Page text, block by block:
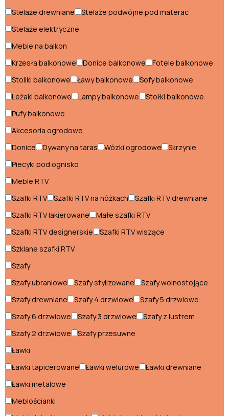
Pufy balkonowe
Sofy balkonowe
Stoliki balkonowe
Stołki balkonowe
Biurka dla dzieci
Ławki dziecięce
Łóżka dla 3 latka
Łóżka dla dziewczynek
Łóżka domki
Łóżka piętrowe
Pufy dla dzieci
Regały dla dzieci
Komody młodzieżowe
Łóżka młodzieżowe
Meblościanki młodzieżowe
Stelaże drewniane
Stelaże podwójne pod materac
Stelaże elektryczne
Meble na balkon
Krzesła balkonowe
Donice balkonowe
Fotele balkonowe
Stoliki balkonowe
Ławy balkonowe
Sofy balkonowe
Leżaki balkonowe
Lampy balkonowe
Stołki balkonowe
Pufy balkonowe
Akcesoria ogrodowe
Donice
Dywany na taras Wózki ogrodowe
Skrzynie
Piecyki pod ognisko
Meble RTV
Szafki RTV
Szafki RTV na nóżkach
Szafki RTV drewniane
Szafki RTV lakierowane
Małe szafki RTV
Szafki RTV designerskie
Szafki RTV wiszące
Szklane szafki RTV
Szafy
Szafy ubraniowe
Szafy stylizowane
Szafy wolnostojące
Szafy drewniane
Szafy 4 drzwiowe
Szafy 5 drzwiowe
Szafy 6 drzwiowe
Szafy 3 drzwiowe
Szafy z lustrem
Szafy 2 drzwiowe
Szafy przesuwne
Ławki
Ławki tapicerowane
Ławki welurowe
Ławki drewniane
Ławki metalowe
Meblościanki